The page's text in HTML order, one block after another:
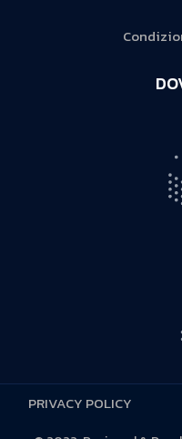
S.S. 131 D KM 5,500 - 09028
PRIVACY POLICY